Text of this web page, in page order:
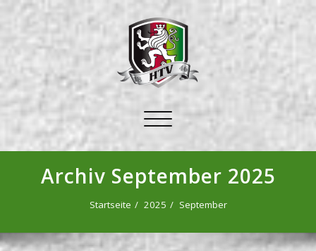
Schalte
Archiv September 2025
Startseite 2025 September